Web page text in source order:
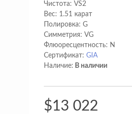
Чистота: VS2
Вес: 1.51 карат
Полировка: G
Cимметрия: VG
Флюоресцентность: N
Сертификат:GIA
Наличие: В наличии
$13 022